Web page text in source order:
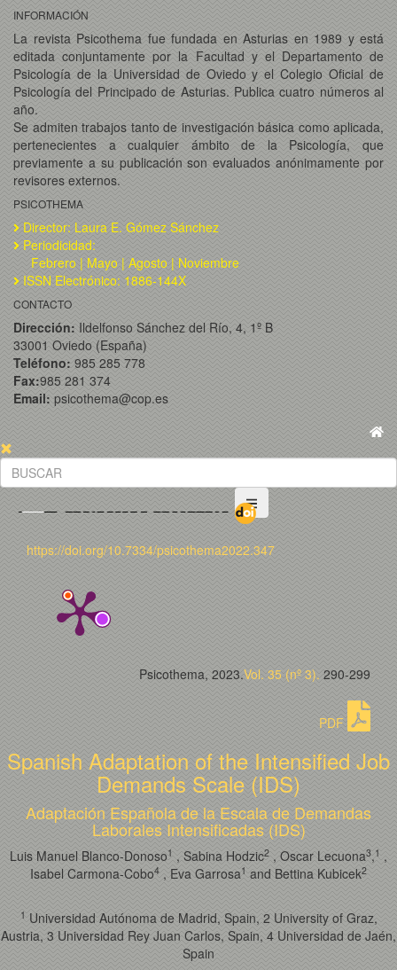
INFORMACIÓN
La revista Psicothema fue fundada en Asturias en 1989 y está
editada conjuntamente por la Facultad y el Departamento de
Psicología de la Universidad de Oviedo y el Colegio Oficial de
Psicología del Principado de Asturias. Publica cuatro números al
año.
Se admiten trabajos tanto de investigación básica como aplicada,
pertenecientes a cualquier ámbito de la Psicología, que
previamente a su publicación son evaluados anónimamente por
revisores externos.
PSICOTHEMA
Director: Laura E. Gómez Sánchez
Periodicidad:
Febrero | Mayo | Agosto | Noviembre
ISSN Electrónico: 1886-144X
CONTACTO
Dirección: Ildelfonso Sánchez del Río, 4, 1º B
33001 Oviedo (España)
Teléfono: 985 285 778
Fax:985 281 374
Email: psicothema@cop.es
https://doi.org/10.7334/psicothema2022.347
Psicothema, 2023.Vol. 35 (nº 3). 290-299
PDF
Spanish Adaptation of the Intensified Job
Demands Scale (IDS)
Adaptación Española de la Escala de Demandas
Laborales Intensificadas (IDS)
Luis Manuel Blanco-Donoso1 , Sabina Hodzic2 , Oscar Lecuona3,1 ,
Isabel Carmona-Cobo4 , Eva Garrosa1 and Bettina Kubicek2
1 Universidad Autónoma de Madrid, Spain, 2 University of Graz,
Austria, 3 Universidad Rey Juan Carlos, Spain, 4 Universidad de Jaén,
Spain